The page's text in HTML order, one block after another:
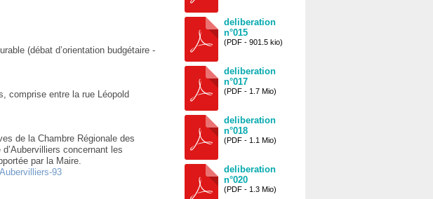
(débat d’orientation budgétaire -
comprise entre la rue Léopold
de la Chambre Régionale des
concernant les
par la Maire.
93
deliberation
n°015
(PDF - 901.5 kio)
deliberation
n°017
(PDF - 1.7 Mio)
deliberation
n°018
(PDF - 1.1 Mio)
deliberation
n°020
(PDF - 1.3 Mio)